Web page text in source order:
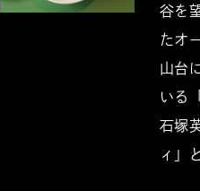
谷を
たオ
山台
いる
石塚
ィ」